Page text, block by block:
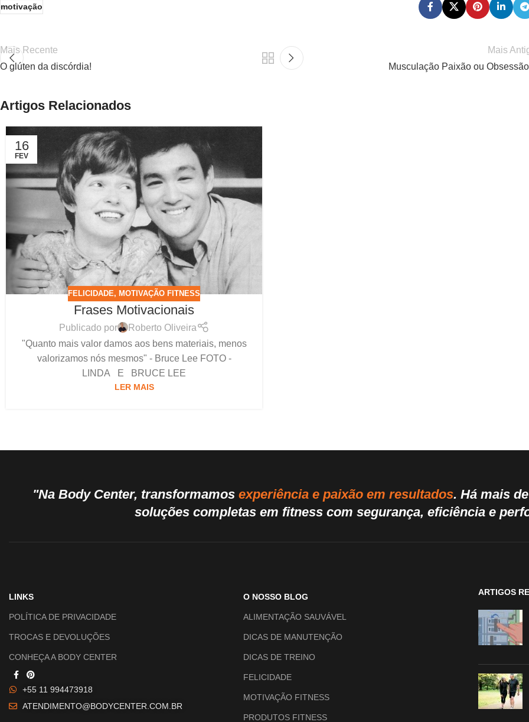
motivação
Mais Recente
O glúten da discórdia!
Mais
Musculação Paixão ou
Artigos Relacionados
16
FEV
FELICIDADE, MOTIVAÇÃO FITNESS
Frases Motivacionais
Publicado por
Roberto Oliveira
"Quanto mais valor damos aos bens materiais, menos
valorizamos nós mesmos" - Bruce Lee FOTO -
LINDA E BRUCE LEE
LER MAIS
"Na Body Center, transformamos experiência e paixão em resultados. Há mais
soluções completas em fitness com segurança, eficiência e
LINKS
POLÍTICA DE PRIVACIDADE
TROCAS E DEVOLUÇÕES
CONHEÇA A BODY CENTER
+55 11 994473918
ATENDIMENTO@BODYCENTER.COM.BR
O NOSSO BLOG
ALIMENTAÇÃO SAUVÁVEL
DICAS DE MANUTENÇÃO
DICAS DE TREINO
FELICIDADE
MOTIVAÇÃO FITNESS
PRODUTOS FITNESS
ARTIGOS